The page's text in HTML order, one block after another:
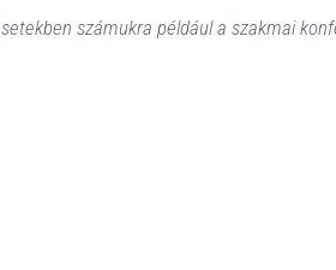
számukra például a szakmai